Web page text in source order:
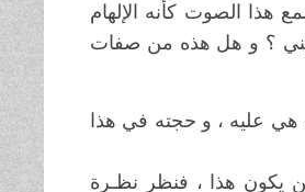
هذا الصوت كأنه الإلهام
؟ و هل هذه من صفات
هي عليه ، و حجته في هذا
لن يكون هذا ، فنظر نظـرة